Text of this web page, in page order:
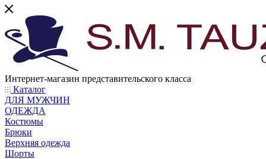
Интернет-магазин представительского класса
Каталог
ДЛЯ МУЖЧИН
ОДЕЖДА
Костюмы
Брюки
Верхняя одежда
Шорты